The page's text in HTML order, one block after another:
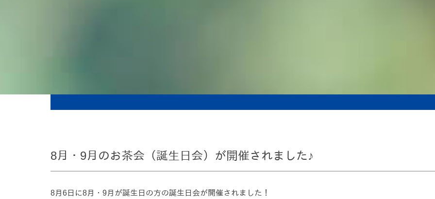
8月・9月のお茶会（誕生日会）が開催されました♪
8月6日に8月・9月が誕生日の方の誕生日会が開催されました！